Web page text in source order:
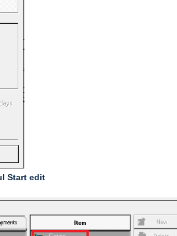
Start edit